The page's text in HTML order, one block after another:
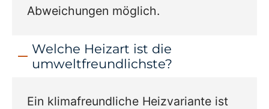
Abweichungen möglich.
Welche Heizart ist die
umweltfreundlichste?
Ein klimafreundliche Heizvariante ist